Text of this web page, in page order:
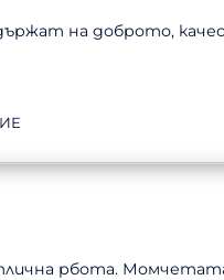
на доброто,
рбота.